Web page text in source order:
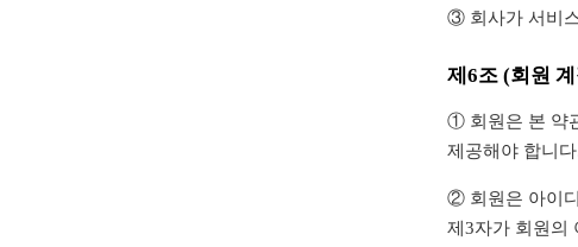
③ 회사가 서비
제6조 (회원
① 회원은 본 약
제공해야 합니
② 회원은 아이
제3자가 회원의